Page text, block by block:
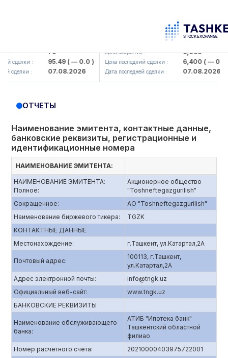
79
сделки : 95.49( — 0.0 )
сделки : 07.08.2026
UZMK (<O'zmetkombinat> AJ)
Цена закрытия : 6,099
Цена последний сделки : 6,400( — 0.0 )
Дата последней сделки : 07.08.2026
ОТЧЕТЫ
Наименование эмитента, контактные данные,
банковские реквизиты, регистрационные и
идентификационные номера
НАИМЕНОВАНИЕ ЭМИТЕНТА:
НАИМЕНОВАНИЕ ЭМИТЕНТА:
Полное:
Акционерное общество
"Toshneftegazgurilish"
Сокращенное:
АО "Toshneftegazgurilish"
Наименование биржевого тикера:
TGZK
КОНТАКТНЫЕ ДАННЫЕ
Местонахождение:
г.Ташкент, ул.Катартал,2А
Почтовый адрес:
100113, г.Ташкент,
ул.Катартал,2А
Адрес электронной почты:
info@tngk.uz
Официальный веб-сайт:
www.tngk.uz
БАНКОВСКИЕ РЕКВИЗИТЫ
Наименование обслуживающего
банка:
АТИБ "Ипотека банк"
Ташкентский областной
филиао
Номер расчетного счета:
20210000403975722001